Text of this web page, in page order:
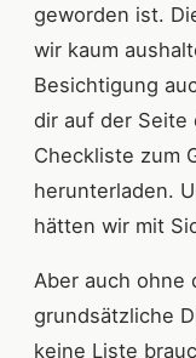
geworden ist.
wir kaum
Besichtigung
dir auf der Seite
Checkliste zum
herunterladen.
hätten wir mit
Aber auch ohne
grundsätzliche
keine Liste